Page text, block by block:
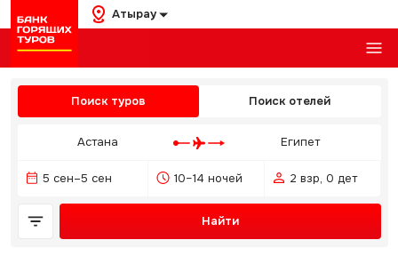
Атырау
Поиск туров Поиск отелей
Астана Египет
5 сен–5 сен 10–14 ночей 2 взр, 0 дет
Найти